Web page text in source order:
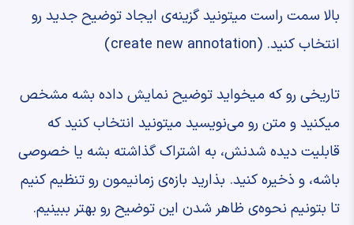
بالا سمت راست میتونید ‫گزینه‌ی ایجاد توضیح جدید رو
انتخاب کنید. ‫(create new annotation) ‫
تاریخی رو که میخواید توضیح نمایش داده بشه ‫مشخص
میکنید و متن رو می‌نویسید ‫میتونید انتخاب کنید که
قابلیت دیده شدنش، ‫به اشتراک گذاشته بشه یا خصوصی
باشه، و ذخیره کنید. ‫بذارید بازه‌ی زمانیمون رو تنظیم کنیم
تا بتونیم ‫نحوه‌ی ظاهر شدن این توضیح رو بهتر ببینیم.